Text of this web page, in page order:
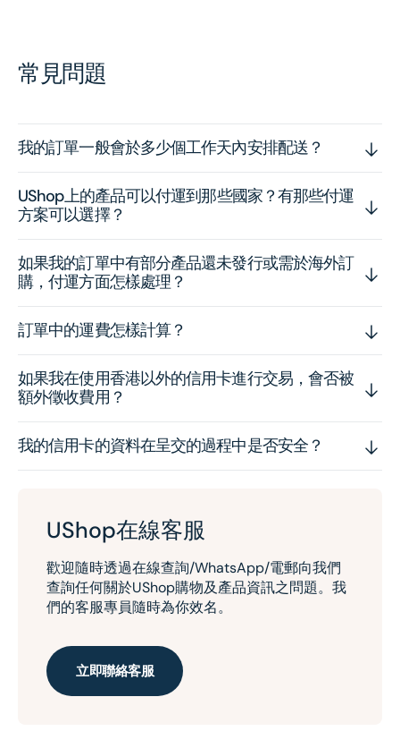
常見問題
我的訂單一般會於多少個工作天內安排配送？
UShop上的產品可以付運到那些國家？有那些付運
方案可以選擇？
如果我的訂單中有部分產品還未發行或需於海外訂
購，付運方面怎樣處理？
訂單中的運費怎樣計算？
如果我在使用香港以外的信用卡進行交易，會否被
額外徵收費用？
我的信用卡的資料在呈交的過程中是否安全？
UShop在線客服
歡迎隨時透過在線查詢/WhatsApp/電郵向我們
查詢任何關於UShop購物及產品資訊之問題。我
們的客服專員隨時為你效名。
立即聯絡客服